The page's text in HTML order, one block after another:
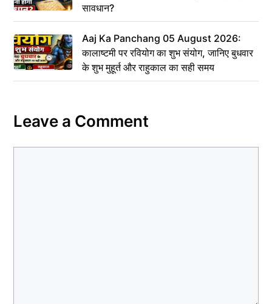
सावधान?
Aaj Ka Panchang 05 August 2026:
कालाष्टमी पर रवियोग का शुभ संयोग, जानिए बुधवार
के शुभ मुहूर्त और राहुकाल का सही समय
Leave a Comment